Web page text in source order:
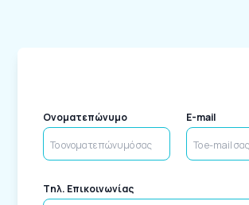
Ονοματεπώνυμο E-mail
Tηλ. Επικοινωνίας